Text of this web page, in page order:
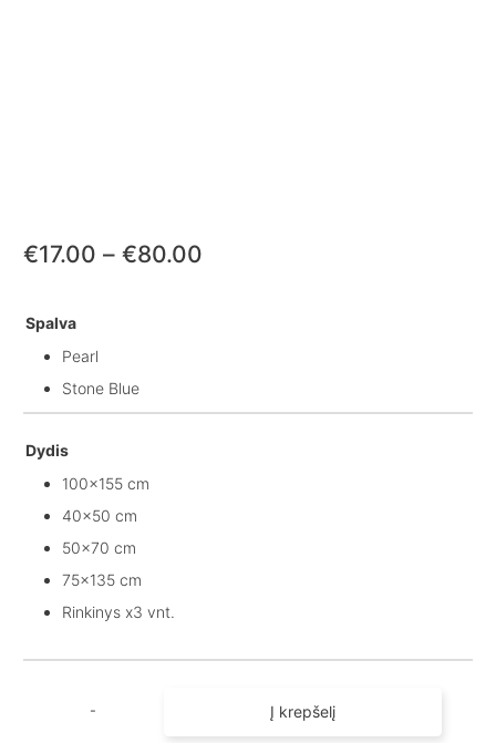
€17.00 – €80.00
Spalva
Pearl
Stone Blue
Dydis
100x155 cm
40x50 cm
50x70 cm
75x135 cm
Rinkinys x3 vnt.
Į krepšelį